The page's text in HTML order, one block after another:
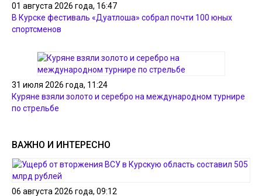
01 августа 2026 года, 16:47
В Курске фестиваль «Дуатлоша» собрал почти 100 юных
спортсменов
31 июля 2026 года, 11:24
Куряне взяли золото и серебро на международном турнире
по стрельбе
ВАЖНО И ИНТЕРЕСНО
06 августа 2026 года, 09:12